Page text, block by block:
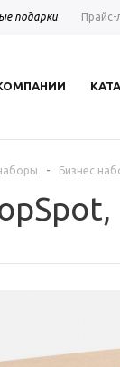
подарки Прайс-
- Бизнес